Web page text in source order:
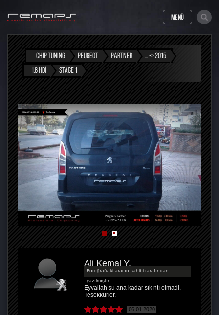
MENÜ
CHIP TUNING PEUGEOT PARTNER
... -> 2015
1.6 HDI
STAGE 1
Ali Kemal Y.
Fotoğraftaki aracın sahibi tarafından
yazılmıştır
Eyvallah şu ana kadar sıkıntı olmadi.
Teşekkürler.
06.01.2020